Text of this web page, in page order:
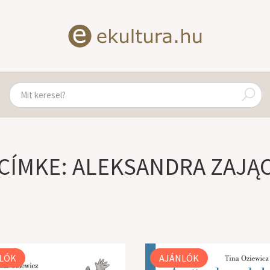
ALEKSANDRA
AJÁNLÓK